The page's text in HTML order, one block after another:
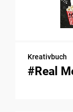
Kreativbuch
#Real